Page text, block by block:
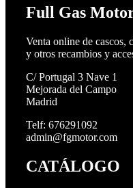
Full Gas
Venta online de cascos,
y otros recambios y
C/ Portugal 3 Nave 1
Mejorada del Campo
Madrid
Telf: 676291092
admin@fgmotor.com
CATÁLOGO